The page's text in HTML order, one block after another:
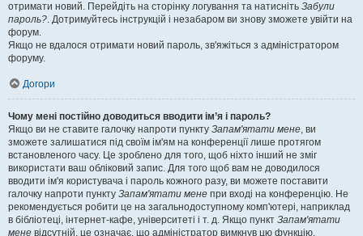
отримати новий. Перейдіть на сторінку логування та натисніть Забули
пароль?. Дотримуйтесь інструкцій і незабаром ви знову зможете увійти на
форум.
Якщо не вдалося отримати новий пароль, зв'яжіться з адміністратором
форуму.
Догори
Чому мені постійно доводиться вводити ім’я і пароль?
Якщо ви не ставите галочку напроти пункту Запам'ятати мене, ви
зможете залишатися під своїм ім'ям на конференції лише протягом
встановленого часу. Це зроблено для того, щоб ніхто інший не зміг
використати ваш обліковий запис. Для того щоб вам не доводилося
вводити ім'я користувача і пароль кожного разу, ви можете поставити
галочку напроти пункту Запам'ятати мене при вході на конференцію. Не
рекомендується робити це на загальнодоступному комп'ютері, наприклад
в бібліотеці, інтернет-кафе, університеті і т. д. Якщо пункт Запам'ятати
мене відсутній, це означає, що адміністратор вимкнув цю функцію.